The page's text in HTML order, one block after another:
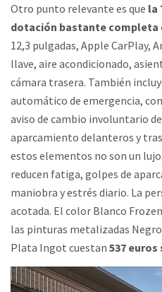
Otro punto relevante es que la
dotación bastante completa
12,3 pulgadas, Apple CarPlay,
llave, aire acondicionado,
cámara trasera. También
automático de emergencia,
aviso de cambio involuntario
aparcamiento delanteros y
estos elementos no son un
reducen fatiga, golpes de
maniobra y estrés diario. La
acotada. El color Blanco
las pinturas metalizadas
Plata Ingot cuestan 537 euros